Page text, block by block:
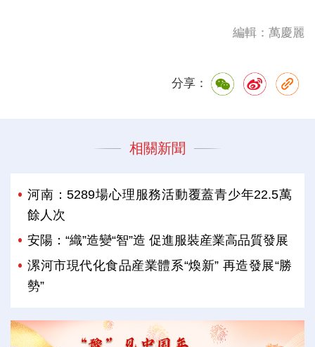
編輯：萬慶麗
分享：
相關新聞
河南：5289場心理服務活動覆蓋青少年22.5萬
餘人次
安陽：“織”造變“智”造 促進服裝産業高品質發展
漯河市現代化食品産業體系“煥新” 再造發展“勝
勢”